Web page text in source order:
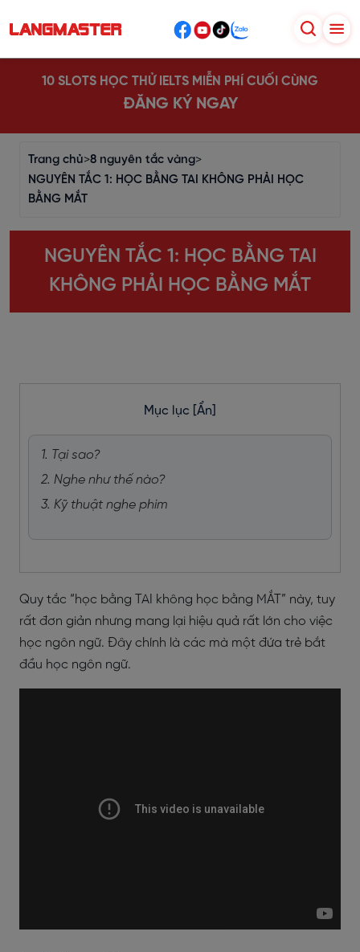
10 SLOTS HỌC THỬ IELTS MIỄN PHÍ CUỐI CÙNG
ĐĂNG KÝ NGAY
Trang chủ>8 nguyên tắc vàng>
NGUYÊN TẮC 1: HỌC BẰNG TAI KHÔNG PHẢI HỌC
BẰNG MẮT
NGUYÊN TẮC 1: HỌC BẰNG TAI
KHÔNG PHẢI HỌC BẰNG MẮT
Mục lục [Ẩn]
1. Tại sao?
2. Nghe như thế nào?
3. Kỹ thuật nghe phim
Quy tắc “học bằng TAI không học bằng MẮT” này, tuy
rất đơn giản nhưng mang lại hiệu quả rất lớn cho việc
học ngôn ngữ. Đây chính là các mà một đứa trẻ bắt
đầu học ngôn ngữ.